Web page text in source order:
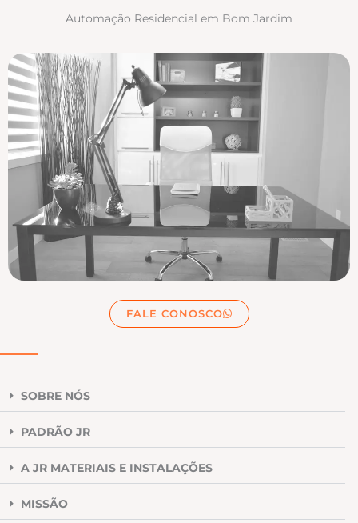
Automação Residencial em Bom Jardim
FALE CONOSCO
SOBRE NÓS
PADRÃO JR
A JR MATERIAIS E INSTALAÇÕES
MISSÃO